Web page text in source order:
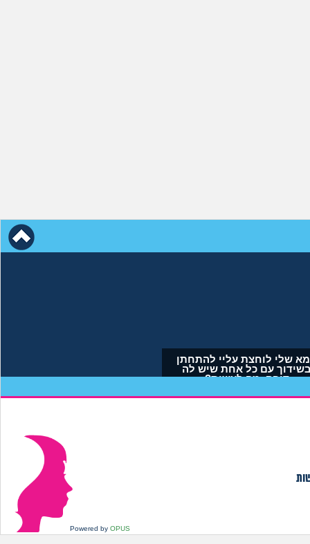
בי כי לא הבאתי
לעולם. איך
אמא שלי לוחצת עליי להתחתן
בשידוך עם כל אחת שיש לה
דופק, מה לעשות?
Powered by OPUS